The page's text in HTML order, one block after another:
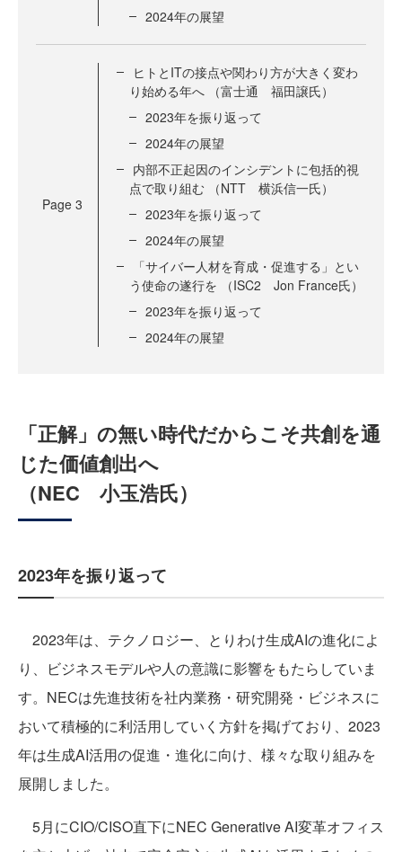
2024年の展望
Page 3
ヒトとITの接点や関わり方が大きく変わ
り始める年へ （富士通 福田譲氏）
2023年を振り返って
2024年の展望
内部不正起因のインシデントに包括的視
点で取り組む （NTT 横浜信一氏）
2023年を振り返って
2024年の展望
「サイバー人材を育成・促進する」とい
う使命の遂行を （ISC2 Jon France氏）
2023年を振り返って
2024年の展望
「正解」の無い時代だからこそ共創を通
じた価値創出へ
（NEC 小玉浩氏）
2023年を振り返って
2023年は、テクノロジー、とりわけ生成AIの進化によ
り、ビジネスモデルや人の意識に影響をもたらしていま
す。NECは先進技術を社内業務・研究開発・ビジネスに
おいて積極的に利活用していく方針を掲げており、2023
年は生成AI活用の促進・進化に向け、様々な取り組みを
展開しました。
5月にCIO/CISO直下にNEC Generative AI変革オフィス